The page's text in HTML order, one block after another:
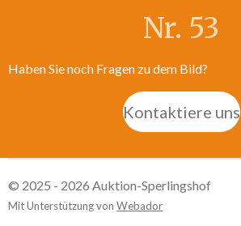
Nr. 53
Haben Sie noch Fragen zu dem Bild?
Kontaktiere uns
© 2025 - 2026 Auktion-Sperlingshof
Mit Unterstützung von Webador